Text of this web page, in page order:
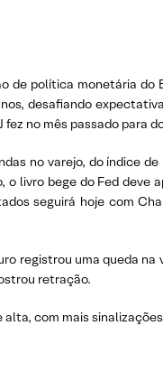
política monetária
desafiando
fez no mês passado
no varejo, do índice
o livro bege do Fed
seguirá hoje com
registrou uma queda
retração.
alta, com mais